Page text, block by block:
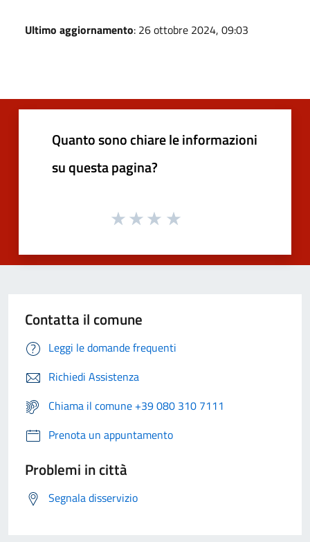
Ultimo aggiornamento: 26 ottobre 2024, 09:03
Quanto sono chiare le informazioni
su questa pagina?
Contatta il comune
Leggi le domande frequenti
Richiedi Assistenza
Chiama il comune +39 080 310 7111
Prenota un appuntamento
Problemi in città
Segnala disservizio